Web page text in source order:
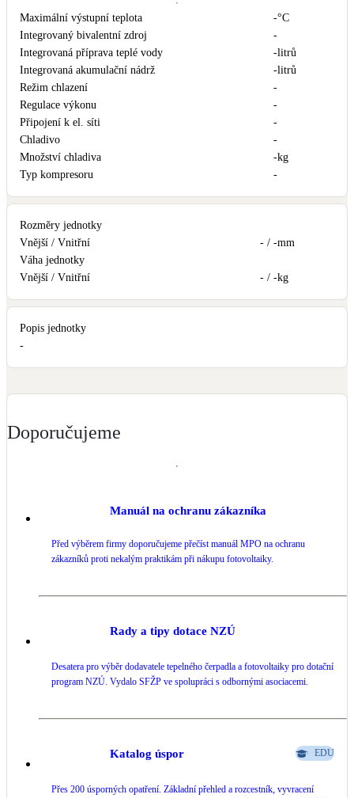
Maximální výstupní teplota -°C
Integrovaný bivalentní zdroj
-
Integrovaná příprava teplé vody
-litrů
Integrovaná akumulační nádrž
-litrů
Režim chlazení
-
Regulace výkonu
-
Připojení k el. síti
-
Chladivo
-
Množství chladiva
-kg
Typ kompresoru
-
Rozměry jednotky
Vnější / Vnitřní
- / -mm
Váha jednotky
Vnější / Vnitřní
- / -kg
Popis jednotky
-
Doporučujeme
Manuál na ochranu zákazníka
Před výběrem firmy doporučujeme přečíst manuál MPO na ochranu
zákazníků proti nekalým praktikám při nákupu fotovoltaiky.
Rady a tipy dotace NZÚ
Desatera pro výběr dodavatele tepelného čerpadla a fotovoltaiky pro dotační
program NZÚ. Vydalo SFŽP ve spolupráci s odbornými asociacemi.
Katalog úspor EDU
Přes 200 úsporných opatření. Základní přehled a rozcestník, vyvracení